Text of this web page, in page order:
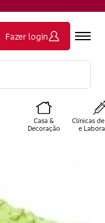
Fazer login
Casa &
Decoração
Clínicas
e